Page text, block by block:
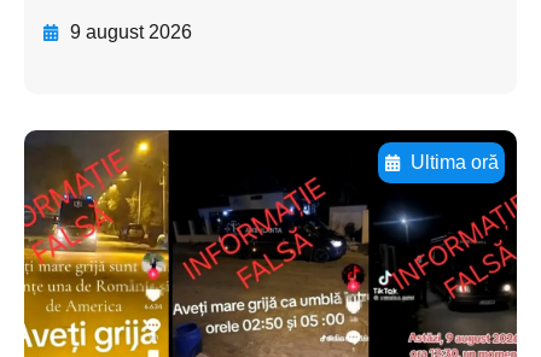
9 august 2026
Ultima oră
Adaugă aici textul pentru
subtitluAdaugă aici
textul pentru
subtitluAdaugă aici